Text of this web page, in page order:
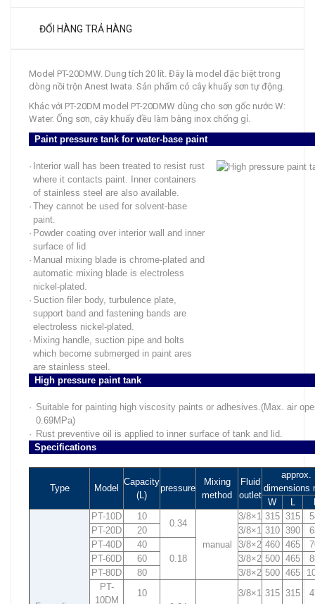
ĐỔI HÀNG TRẢ HÀNG
Model PT-20DMW. Dung tích 20 lít. Đây là model đặc biệt trong
dòng nồi trộn Anest Iwata. Sản phẩm có cây khuấy sơn tự động.
Khác với PT-20DM model PT-20DMW dùng cho sơn gốc nước W:
Water. Ống sơn, cây khuấy đều làm bằng inox chống gỉ.
Paint pressure tank for water-base paint
· Interior wall has been treated to resist rust
where it contacts paint. Inner containers
of stainless steel are also available.
· They cannot be used for solvent-base
paint.
· Powder coating over interior wall and inner
surface of lid
· Manual mixing blade is chrome-plated and
automatic mixing blade is electroless
nickel-plated.
· Suction filer body, turbulence plate,
support band and fastening bands are
electroless nickel-plated.
· Mixing handle, suction pipe and bolts
which become submerged in paint ares
are stainless steel.
High pressure paint tank
· Suitable for painting high viscosity paints or adhesives.(Max. air
0.69MPa)
· Rust preventive oil is applied to inner surface of tank and lid.
Specifications
Type Model
Capacity
(L)
pressure
Mixing
method
Fluid
outlet
approx.
dimensions
W
PT-10D 10
0.34
manual
3/8×1 315 315
PT-20D
20 3/8×1 310 390
PT-40D
40
0.18
3/8×2 460 465
PT-60D
60 3/8×2 500 465
PT-80D
80 3/8×2 500 465
PT-
10DM
10
3/8×1 315 315